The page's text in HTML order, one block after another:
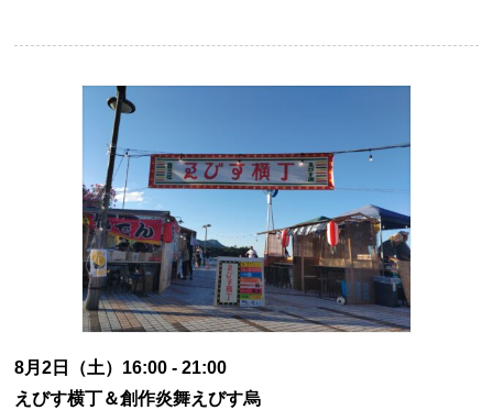
8月2日（土）16:00 - 21:00
えびす横丁＆創作炎舞えびす烏